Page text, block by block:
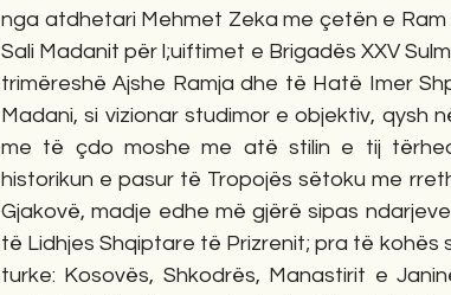
nga atdhetari Mehmet Zeka me çetën e
Sali Madanit për l;uiftimet e Brigadës XXV
trimëreshë Ajshe Ramja dhe të Hatë Imer
Madani, si vizionar studimor e objektiv, qysh
me të çdo moshe me atë stilin e tij
historikun e pasur të Tropojës sëtoku me
Gjakovë, madje edhe më gjërë sipas
të Lidhjes Shqiptare të Prizrenit; pra të
turke: Kosovës, Shkodrës, Manastirit e